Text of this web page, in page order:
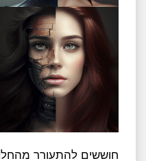
חוששים להתעורר